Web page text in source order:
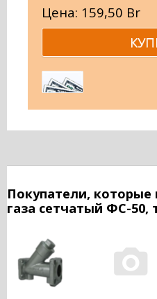
Цена: 159,50 Br
Покупатели,
газа сетчатый ФС-50,